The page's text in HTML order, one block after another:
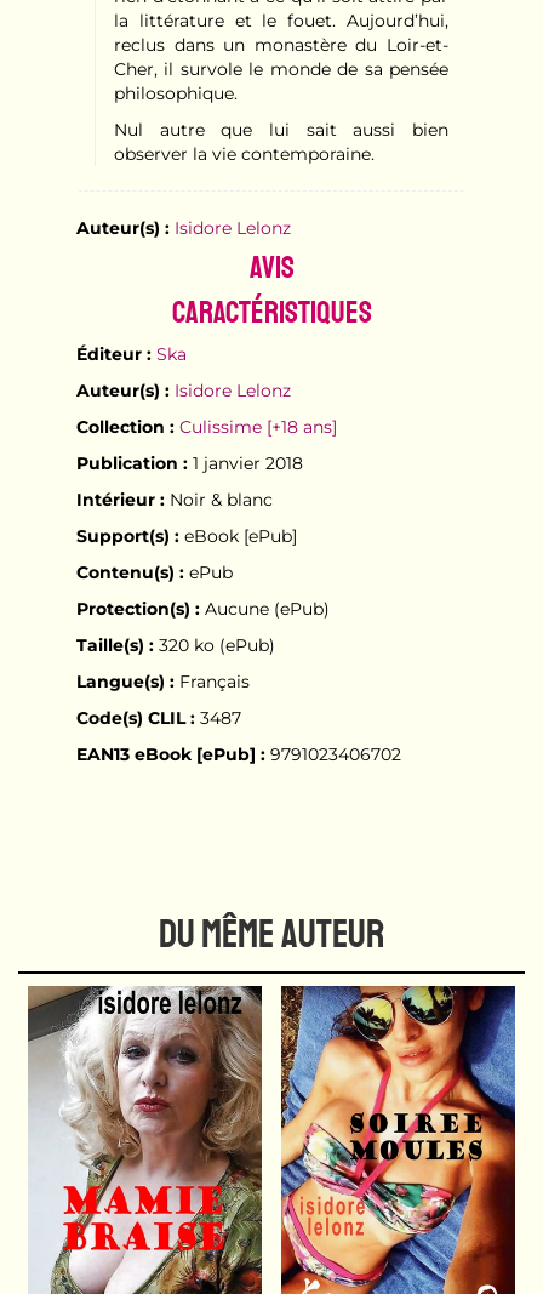
la littérature et le fouet. Aujourd’hui,
reclus dans un monastère du Loir-et-
Cher, il survole le monde de sa pensée
philosophique.
Nul autre que lui sait aussi bien
observer la vie contemporaine.
Auteur(s) : Isidore Lelonz
Avis
Caractéristiques
Éditeur : Ska
Auteur(s) : Isidore Lelonz
Collection : Culissime [+18 ans]
Publication :1 janvier 2018
Intérieur :Noir & blanc
Support(s) :eBook [ePub]
Contenu(s) :ePub
Protection(s) :Aucune (ePub)
Taille(s) :320 ko (ePub)
Langue(s) :Français
Code(s) CLIL :3487
EAN13 eBook [ePub] :9791023406702
DU MÊME AUTEUR